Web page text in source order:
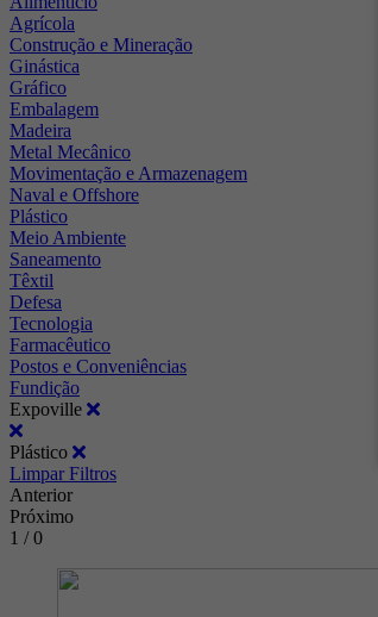
Agrícola
Construção e Mineração
Ginástica
Gráfico
Embalagem
Madeira
Metal Mecânico
Movimentação e Armazenagem
Naval e Offshore
Plástico
Meio Ambiente
Saneamento
Têxtil
Defesa
Tecnologia
Farmacêutico
Postos e Conveniências
Fundição
Expoville
Plástico
Limpar Filtros
Anterior
Próximo
1 / 0